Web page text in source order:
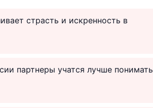
страсть и искренность в
партнеры учатся лучше понимать